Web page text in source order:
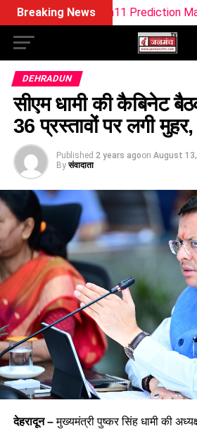
Breaking News
Prediction Match 25: Pitch
DEHRADUN
सीएम धामी की कैबिनेट
36 प्रस्तावों पर लगी
Published 2 years agoon August
By संवादाता
देहरादून –मुख्यमंत्री पुष्कर सिंह धामी की